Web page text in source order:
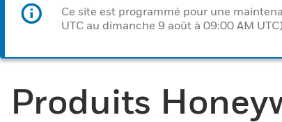
Ce site est programmé pour une
UTC au dimanche 9 août à 09:00 AM
Produits